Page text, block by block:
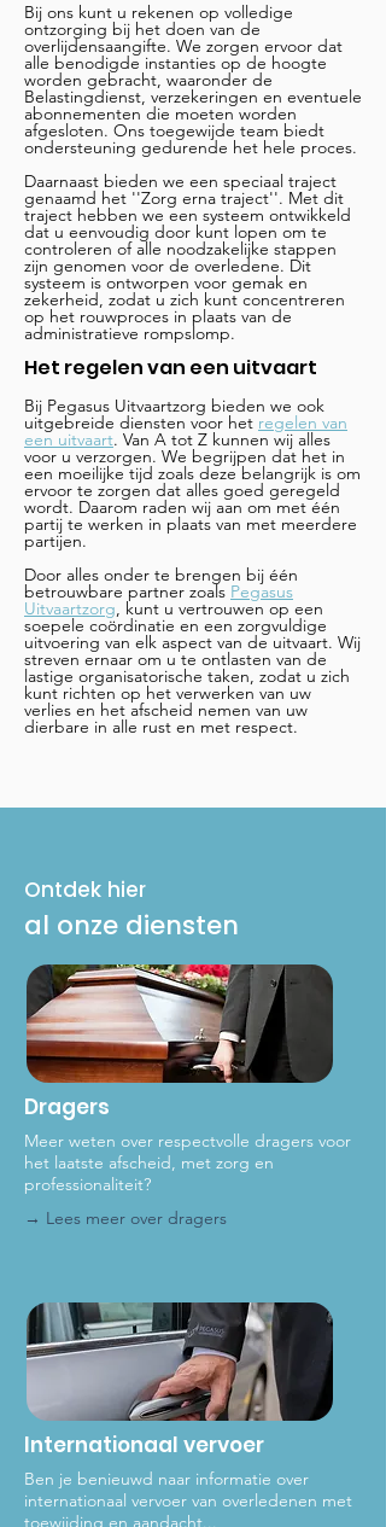
Bij ons kunt u rekenen op volledige
ontzorging bij het doen van de
overlijdensaangifte. We zorgen ervoor dat
alle benodigde instanties op de hoogte
worden gebracht, waaronder de
Belastingdienst, verzekeringen en eventuele
abonnementen die moeten worden
afgesloten. Ons toegewijde team biedt
ondersteuning gedurende het hele proces.
Daarnaast bieden we een speciaal traject
genaamd het ''Zorg erna traject''. Met dit
traject hebben we een systeem ontwikkeld
dat u eenvoudig door kunt lopen om te
controleren of alle noodzakelijke stappen
zijn genomen voor de overledene. Dit
systeem is ontworpen voor gemak en
zekerheid, zodat u zich kunt concentreren
op het rouwproces in plaats van de
administratieve rompslomp.
Het regelen van een uitvaart
Bij Pegasus Uitvaartzorg bieden we ook
uitgebreide diensten voor het regelen van
een uitvaart. Van A tot Z kunnen wij alles
voor u verzorgen. We begrijpen dat het in
een moeilijke tijd zoals deze belangrijk is om
ervoor te zorgen dat alles goed geregeld
wordt. Daarom raden wij aan om met één
partij te werken in plaats van met meerdere
partijen.
Door alles onder te brengen bij één
betrouwbare partner zoals Pegasus
Uitvaartzorg, kunt u vertrouwen op een
soepele coördinatie en een zorgvuldige
uitvoering van elk aspect van de uitvaart. Wij
streven ernaar om u te ontlasten van de
lastige organisatorische taken, zodat u zich
kunt richten op het verwerken van uw
verlies en het afscheid nemen van uw
dierbare in alle rust en met respect.
Ontdek hier
al onze diensten
Dragers
Meer weten over respectvolle dragers voor
het laatste afscheid, met zorg en
professionaliteit?
→ Lees meer over dragers
Internationaal vervoer
Ben je benieuwd naar informatie over
internationaal vervoer van overledenen met
toewijding en aandacht...